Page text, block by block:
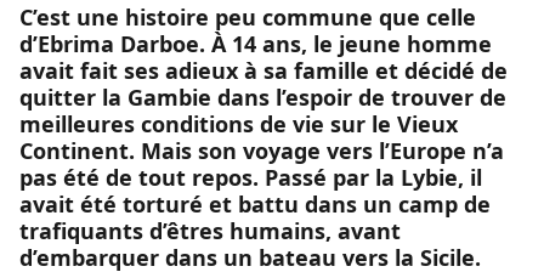
C’est une histoire peu commune que celle
d’Ebrima Darboe. À 14 ans, le jeune homme
avait fait ses adieux à sa famille et décidé de
quitter la Gambie dans l’espoir de trouver de
meilleures conditions de vie sur le Vieux
Continent. Mais son voyage vers l’Europe n’a
pas été de tout repos. Passé par la Lybie, il
avait été torturé et battu dans un camp de
trafiquants d’êtres humains, avant
d’embarquer dans un bateau vers la Sicile.